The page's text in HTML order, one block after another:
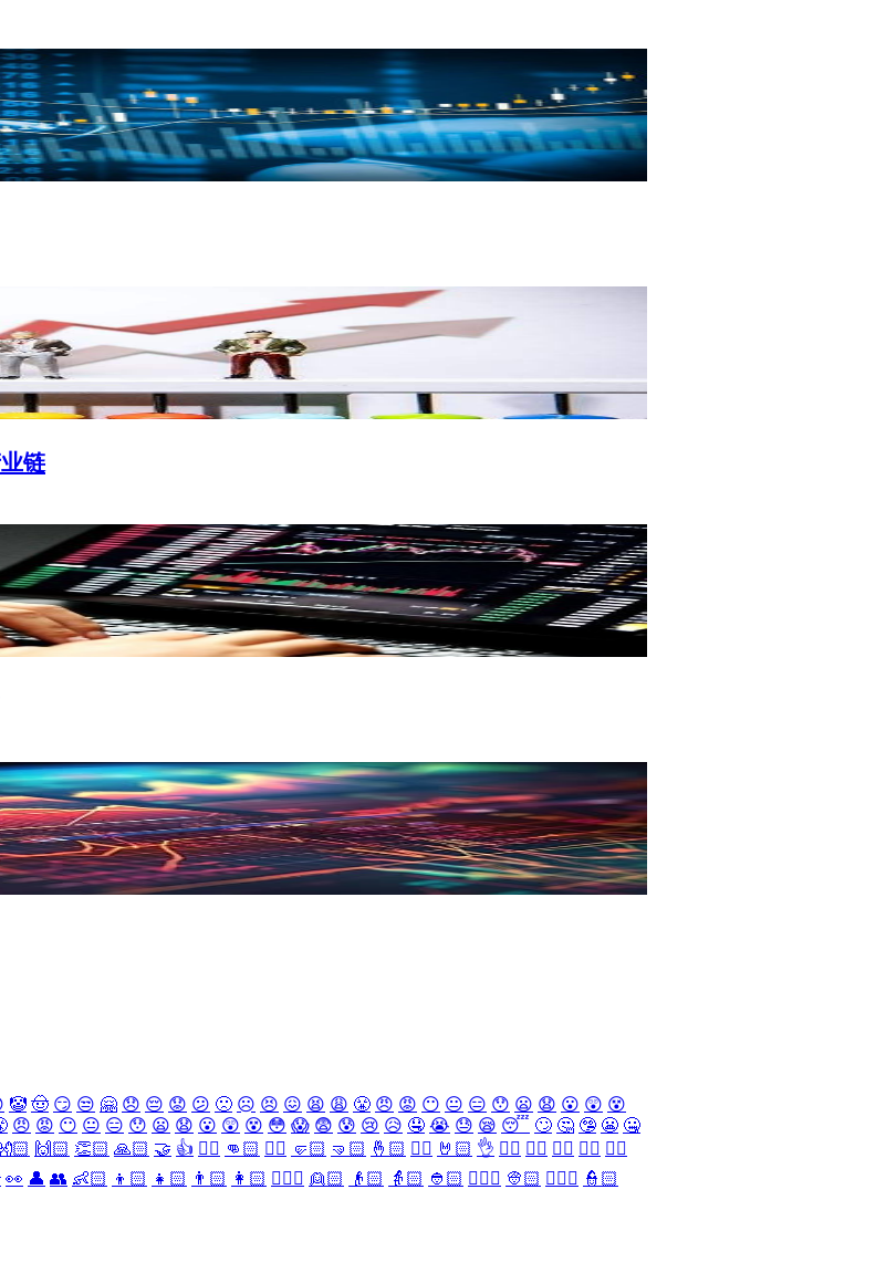
链
🤡 🤠 😏 😒 🤗 😞 😔 😟 😕 🙁 ☹️ 😣 😖 😫 😩 😤 😠 😡 😶 😐 😑 😯 😦 😧 😮 😲 😵
😠 😡 😶 😐 😑 😯 😦 😧 😮 😲 😵 😳 😱 😨 😰 😢 😥 🤤 😭 😓 😪 😴 🙄 🤔 🤥 😬 🤐
🙌🏻 👏🏻 🙏🏻 🤝 👍 👎🏻 👊🏻 ✊🏻 🤛🏻 🤜🏻 🤞🏻 ✌🏻 🤘🏻 👌 👈🏻 👉🏻 👆🏻 👇🏻 ☝🏻
👀 👤 👥 👶🏻 👦🏻 👧🏻 👨🏻 👩🏻 👱🏻‍♀️ 👱🏻 👴🏻 👵🏻 👲🏻 👳🏻‍♀️ 👳🏻 👮🏻‍♀️ 👮🏻